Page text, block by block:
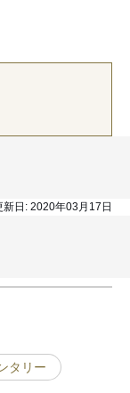
新日: 2020年03月17日
タリー